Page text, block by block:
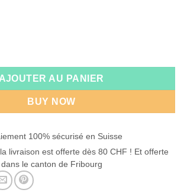
AJOUTER AU PANIER
BUY NOW
100% sécurisé en Suisse
livraison est offerte dès 80 CHF ! Et offerte
dans le canton de Fribourg